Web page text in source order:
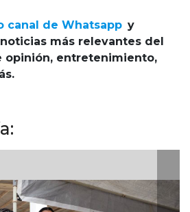
canal de Whatsapp y
más relevantes del
opinión, entretenimiento,